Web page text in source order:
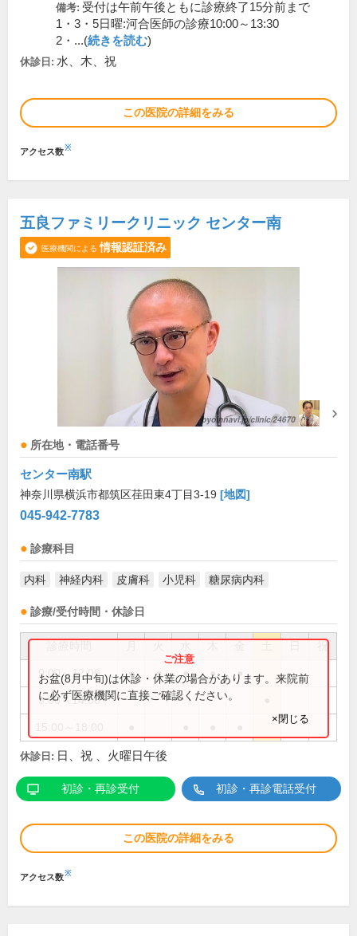
備考: 受付は午前午後ともに診療終了15分前まで
1・3・5日曜:河合医師の診療10:00～13:30
2・...(続きを読む)
休診日: 水、木、祝
この医院の詳細をみる
アクセス数※
五良ファミリークリニック センター南
医療機関による 情報認証済み
所在地・電話番号
センター南駅
神奈川県横浜市都筑区荏田東4丁目3-19 [地図]
045-942-7783
診療科目
内科 神経内科 皮膚科 小児科 糖尿病内科
診療/受付時間・休診日
祝
9:00～12:00 ● ● ● ● ●
9:00～14:00
お盆(8月中旬)は休診・休業の場合があります。来院前
に必ず医療機関に直接ご確認ください。
×閉じる
休診日: 日、祝 、火曜日午後
初診・再診受付 初診・再診電話受付
この医院の詳細をみる
アクセス数※